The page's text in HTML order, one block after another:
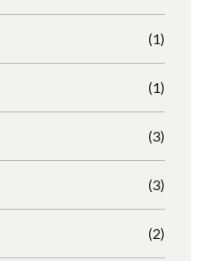
(1)
(1)
(3)
(3)
(2)